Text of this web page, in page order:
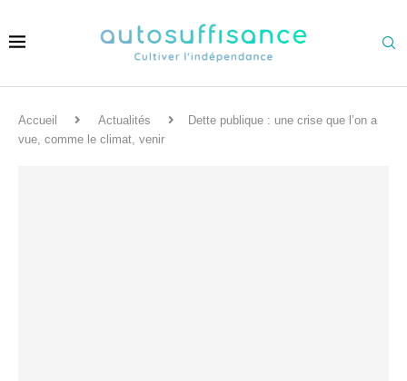
Accueil Actualités
Dette publique : une crise que l’on a
vue, comme le climat, venir